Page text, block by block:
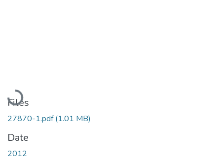
Loading...
Files
27870-1.pdf(1.01 MB)
Date
2012